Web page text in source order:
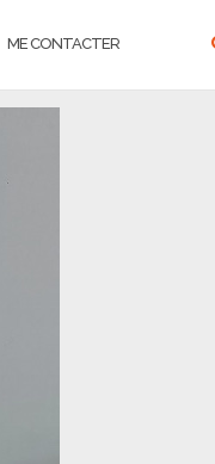
ME CONTACTER